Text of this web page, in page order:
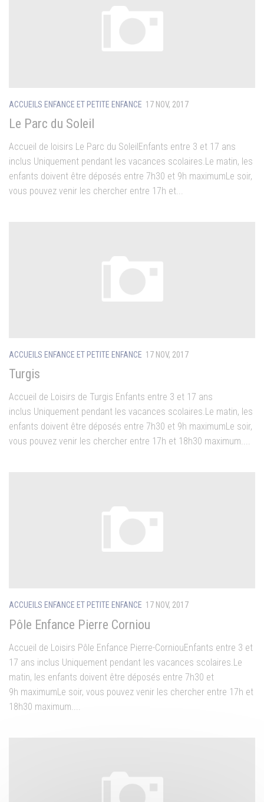
ACCUEILS ENFANCE ET PETITE ENFANCE 17 NOV, 2017
Le Parc du Soleil
Accueil de loisirs Le Parc du SoleilEnfants entre 3 et 17 ans
inclus Uniquement pendant les vacances scolaires.Le matin, les
enfants doivent être déposés entre 7h30 et 9h maximumLe soir,
vous pouvez venir les chercher entre 17h et...
ACCUEILS ENFANCE ET PETITE ENFANCE 17 NOV, 2017
Turgis
Accueil de Loisirs de Turgis Enfants entre 3 et 17 ans
inclus Uniquement pendant les vacances scolaires.Le matin, les
enfants doivent être déposés entre 7h30 et 9h maximumLe soir,
vous pouvez venir les chercher entre 17h et 18h30 maximum....
ACCUEILS ENFANCE ET PETITE ENFANCE 17 NOV, 2017
Pôle Enfance Pierre Corniou
Accueil de Loisirs Pôle Enfance Pierre-CorniouEnfants entre 3 et
17 ans inclus Uniquement pendant les vacances scolaires.Le
matin, les enfants doivent être déposés entre 7h30 et
9h maximumLe soir, vous pouvez venir les chercher entre 17h et
18h30 maximum....